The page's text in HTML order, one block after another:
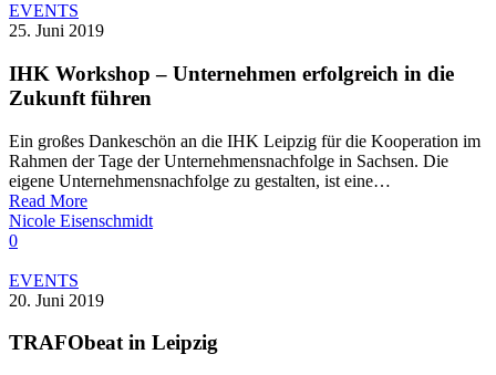
EVENTS
25. Juni 2019
IHK Workshop – Unternehmen erfolgreich in die
Zukunft führen
Ein großes Dankeschön an die IHK Leipzig für die Kooperation im
Rahmen der Tage der Unternehmensnachfolge in Sachsen. Die
eigene Unternehmensnachfolge zu gestalten, ist eine…
Read More
Nicole Eisenschmidt
0
EVENTS
20. Juni 2019
TRAFObeat in Leipzig